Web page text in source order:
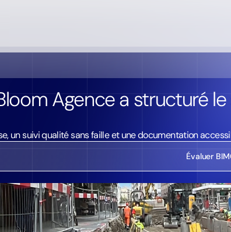
Agence a structuré
un suivi qualité sans faille et une documentation
Évaluer